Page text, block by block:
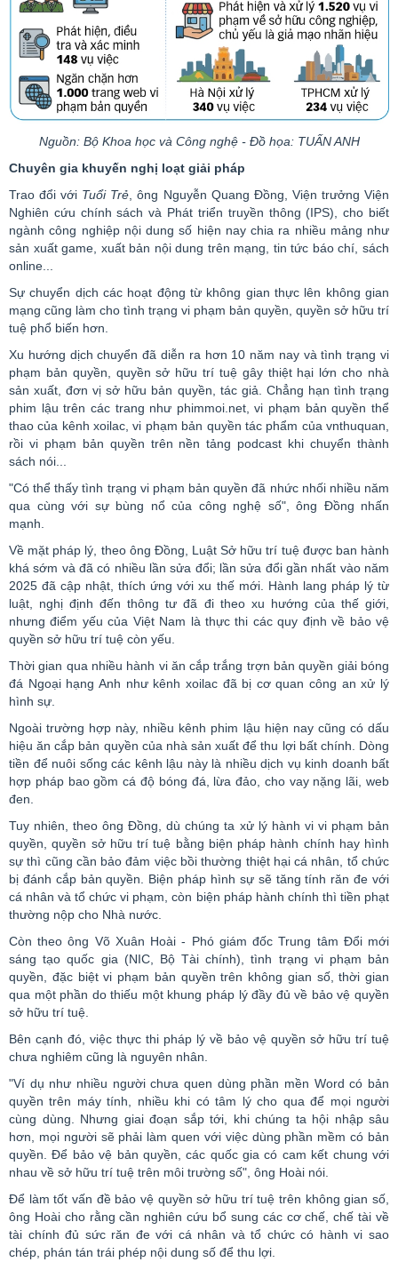
Nguồn: Bộ Khoa học và Công nghệ - Đồ họa: TUẤN ANH
Chuyên gia khuyến nghị loạt giải pháp
Trao đổi với Tuổi Trẻ , ông Nguyễn Quang Đồng, Viện trưởng Viện
Nghiên cứu chính sách và Phát triển truyền thông (IPS), cho biết
ngành công nghiệp nội dung số hiện nay chia ra nhiều mảng như
sản xuấtgame , xuất bản nội dung trên mạng, tin tức báo chí, sách
online
Sự chuyển dịch các hoạt động từ không gian thực lên không gian
mạng cũng làm cho tình trạng vi phạm bản quyền, quyền sở hữu trí
tuệ phổ biến hơn.
Xu hướng dịch chuyển đã diễn ra hơn 10 năm nay và tình trạng vi
phạm bản quyền, quyền sở hữu trí tuệ gây thiệt hại lớn cho nhà
sản xuất, đơn vị sở hữu bản quyền, tác giả. Chẳng hạn tình trạng
phim lậu trên các trang như phimmoi. net, vi phạm bản quyền thể
thao của kênhxoilac , vi phạm bản quyền tác phẩm củavnthuquan
rồi vi phạm bản quyền trên nền tảng podcast khi chuyển thành
sách nói...
"Có thể thấy tình trạng vi phạm bản quyền đã nhức nhối nhiều năm
qua cùng với sự bùng nổ của công nghệ số", ông Đồng nhấn
mạnh.
Về mặt pháp lý, theo ông Đồng, Luật Sở hữu trí tuệ được ban hành
khá sớm và đã có nhiều lần sửa đổi; lần sửa đổi gần nhất vào năm
2025 đã cập nhật, thích ứng với xu thế mới. Hành lang pháp lý từ
luật, nghị định đến thông tư đã đi theo xu hướng của thế giới,
nhưng điểm yếu của Việt Nam là thực thi các quy định về bảo vệ
quyền sở hữu trí tuệ còn yếu.
Thời gian qua nhiều hành vi ăn cắp trắng trợn bản quyền giải bóng
đá Ngoại hạng Anh như kênh xoilacđã bị cơ quan công an xử lý
hình sự.
Ngoài trường hợp này, nhiều kênh phim lậu hiện nay cũng có dấu
hiệu ăn cắp bản quyền của nhà sản xuất để thu lợi bất chính. Dòng
tiền để nuôi sống các kênh lậu này là nhiều dịch vụ kinh doanh bất
hợp pháp bao gồm cá độ bóng đá, lừa đảo, cho vay nặng lãi, web
đen.
Tuy nhiên, theo ông Đồng, dù chúng ta xử lý hành vi vi phạm bản
quyền, quyền sở hữu trí tuệ bằng biện pháp hành chính hay hình
sự thì cũng cần bảo đảm việc bồi thường thiệt hại cá nhân, tổ chức
bị đánh cắp bản quyền. Biện pháp hình sự sẽ tăng tính răn đe với
cá nhân và tổ chức vi phạm, còn biện pháp hành chính thì tiền phạt
thường nộp cho Nhà nước.
Còn theo ông Võ Xuân Hoài - Phó giám đốc Trung tâm Đổi mới
sáng tạo quốc gia (NIC, Bộ Tài chính), tình trạng vi phạm bản
quyền, đặc biệt vi phạm bản quyền trên không gian số, thời gian
qua một phần do thiếu một khung pháp lý đầy đủ về bảo vệ quyền
sở hữu trí tuệ.
Bên cạnh đó, việc thực thi pháp lý về bảo vệ quyền sở hữu trí tuệ
chưa nghiêm cũng là nguyên nhân.
"Ví dụ như nhiều người chưa quen dùng phần mền Word có bản
quyền trên máy tính, nhiều khi có tâm lý cho qua để mọi người
cùng dùng. Nhưng giai đoạn sắp tới, khi chúng ta hội nhập sâu
hơn, mọi người sẽ phải làm quen với việc dùng phần mềm có bản
quyền. Để bảo vệ bản quyền, các quốc gia có cam kết chung với
nhau về sở hữu trí tuệ trên môi trường số", ông Hoài nói.
Để làm tốt vấn đề bảo vệ quyền sở hữu trí tuệ trên không gian số,
ông Hoài cho rằng cần nghiên cứu bổ sung các cơ chế, chế tài về
tài chính đủ sức răn đe với cá nhân và tổ chức có hành vi sao
chép, phán tán trái phép nội dung số để thu lợi.